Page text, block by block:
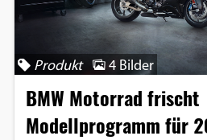
Produkt 4 Bilder
BMW Motorrad frischt
Modellprogramm für